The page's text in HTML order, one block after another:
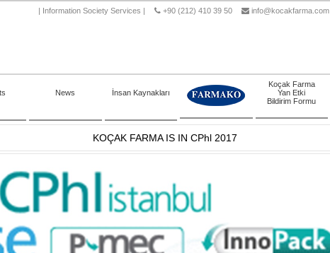
| Information Society Services | +90 (212) 410 39 50 info@kocakfarma.com
News İnsan Kaynakları
Koçak Farma
Yan Etki
Bildirim Formu
KOÇAK FARMA IS IN CPhl 2017